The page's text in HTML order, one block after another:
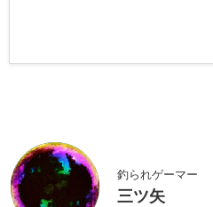
釣られゲーマー
三ツ矢